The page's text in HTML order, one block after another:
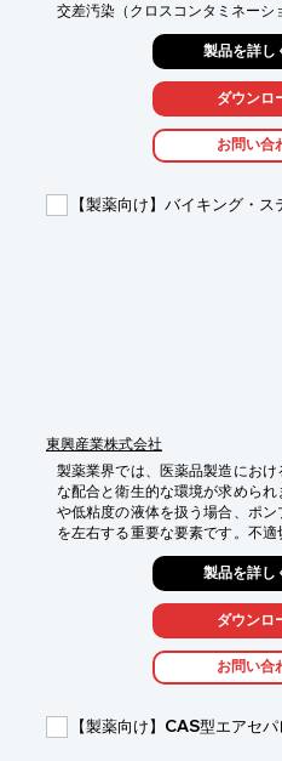
交差汚染（クロスコンタミネーシ
藤倉コンポジットの医療・衛生
ックビル』は、シンプルな構造
し、製造現場の歩留まり向上と
【活用シーン】
・高精度充填・分注: 美容液、シ
・液だれ・後引き防止: 充填ノズ
の汚れやシール不良を防止。
製品を詳し
ダウンロ
お問い合
【製薬向け】バイキング・
東興産業株式会社
製薬業界では、医薬品製造にお
な配合と衛生的な環境が求めら
や低粘度の液体を扱う場合、ポ
を左右する重要な要素です。不適
器の故障を引き起こす可能性が
テンレス・べーンポンプは、低
し、腐食性液にも対応すること
【活用シーン】
・医薬品製造における混合プロセ
・腐食性のある液体の取り扱い
製品を詳し
ダウンロ
お問い合
【製薬向け】CAS型エアセパ